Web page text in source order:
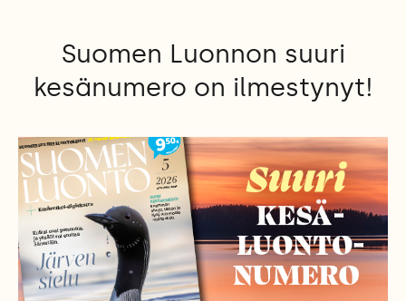
Suomen Luonnon suuri
kesänumero on ilmestynyt!